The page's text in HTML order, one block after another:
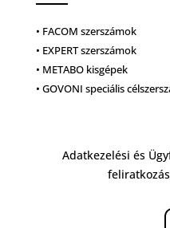
• FACOM szerszámok
• EXPERT szerszámok
• METABO kisgépek
• GOVONI speciális
Adatkezelési és
feliratkozás